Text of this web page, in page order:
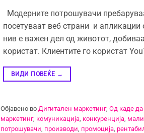
Модерните потрошувачи
посетуваат веб страни и апликации
нив е важен дел од животот,
користат. Клиентите го користат
ВИДИ ПОВЕЌЕ →
Објавено во Дигитален маркетинг,Од каде
маркетинг, комуникација конкуренција
потрошувачи производи промоција ,